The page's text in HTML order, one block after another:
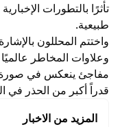
تأثرًا بالتطورات
طبيعية.
واختتم المحللون
وعلاوات المخاطر
مفاجئ ينعكس في صورة
قدراً أكبر من الحذر في
المزيد من الاخبار